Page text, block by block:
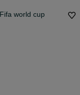
world cup